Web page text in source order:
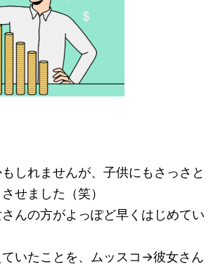
しれませんが、子供にもさっさと
せました（笑）
んの方がよっぽど早くはじめてい
ていたことを、ムッスコ→彼女さん